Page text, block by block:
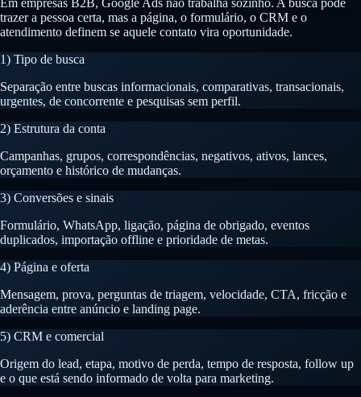
trazer a pessoa certa, mas a página, o formulário, o CRM e o
atendimento definem se aquele contato vira oportunidade.
1) Tipo de busca
Separação entre buscas informacionais, comparativas, transacionais,
urgentes, de concorrente e pesquisas sem perfil.
2) Estrutura da conta
Campanhas, grupos, correspondências, negativos, ativos, lances,
orçamento e histórico de mudanças.
3) Conversões e sinais
Formulário, WhatsApp, ligação, página de obrigado, eventos
duplicados, importação offline e prioridade de metas.
4) Página e oferta
Mensagem, prova, perguntas de triagem, velocidade, CTA, fricção e
aderência entre anúncio e landing page.
5) CRM e comercial
Origem do lead, etapa, motivo de perda, tempo de resposta, follow up
e o que está sendo informado de volta para marketing.